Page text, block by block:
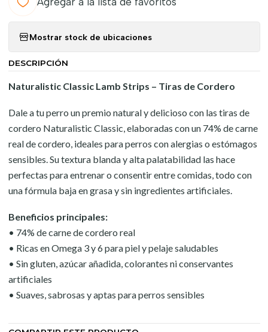
Mostrar stock de ubicaciones
DESCRIPCIÓN
Naturalistic Classic Lamb Strips – Tiras de Cordero
Dale a tu perro un premio natural y delicioso con las tiras de
cordero Naturalistic Classic, elaboradas con un 74% de carne
real de cordero, ideales para perros con alergias o estómagos
sensibles. Su textura blanda y alta palatabilidad las hace
perfectas para entrenar o consentir entre comidas, todo con
una fórmula baja en grasa y sin ingredientes artificiales.
Beneficios principales:
• 74% de carne de cordero real
• Ricas en Omega 3 y 6 para piel y pelaje saludables
• Sin gluten, azúcar añadida, colorantes ni conservantes
artificiales
• Suaves, sabrosas y aptas para perros sensibles